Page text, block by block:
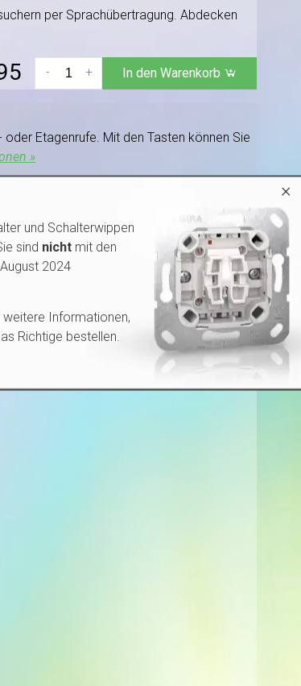
per Sprachübertragung. Abdecken
+
- In den Warenkorb
Etagenrufe. Mit den Tasten können Sie
»
dafür einen regulären 2-fach
×
und Schalterwippen
sind nicht mit den
2024
weitere Informationen,
Richtige bestellen.